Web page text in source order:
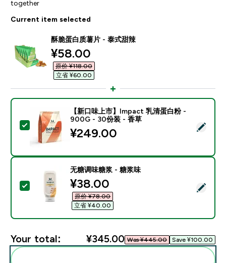
together
Current item selected
酥脆蛋白质薯片 - 泰式甜辣
discounted price
¥58.00‎
原价 ¥118.00‎
立省 ¥60.00‎
Select this product - 【新口味上市】Impact 乳清蛋
【新口味上市】Impact 乳清蛋白粉 -
900G - 30份装 - 香草
¥249.00‎
Select this product - 无糖调味糖浆 - 糖浆味
无糖调味糖浆 - 糖浆味
discounted price
¥38.00‎
原价 ¥78.00‎
立省 ¥40.00‎
Your total: ¥345.00‎ Was ¥445.00‎ Save ¥100.00‎